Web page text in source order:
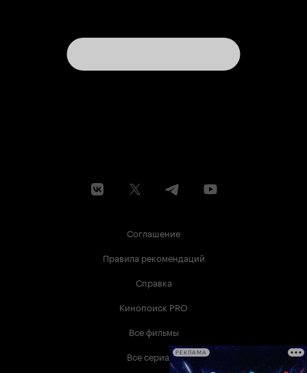
Соглашение
Правила рекомендаций
Справка
Кинопоиск PRO
Все фильмы
Все сериалыРЕКЛАМА